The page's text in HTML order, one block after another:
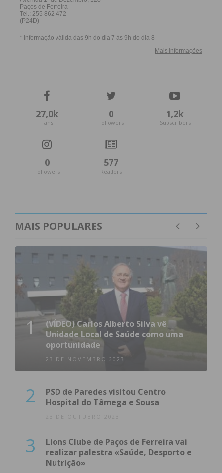
Eu li e concordo com os
27,0k
Fans
0
Followers
1,2k
Subscribers
0
Followers
577
Readers
MAIS POPULARES
1
(VÍDEO) Carlos Alberto Silva vê
Unidade Local de Saúde como uma
oportunidade
23 DE NOVEMBRO 2023
2
PSD de Paredes visitou Centro
Hospital do Tâmega e Sousa
23 DE OUTUBRO 2023
3
Lions Clube de Paços de Ferreira vai
realizar palestra «Saúde, Desporto e
Nutrição»